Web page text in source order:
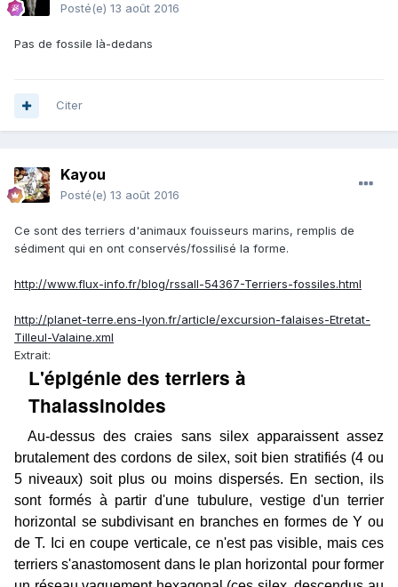
Posté(e) 13 août 2016
Pas de fossile là-dedans
Citer
Kayou
Posté(e) 13 août 2016
Ce sont des terriers d'animaux fouisseurs marins, remplis de
sédiment qui en ont conservés/fossilisé la forme.
http://www.flux-info.fr/blog/rssall-54367-Terriers-fossiles.html
http://planet-terre.ens-lyon.fr/article/excursion-falaises-Etretat-
Tilleul-Valaine.xml
Extrait:
L'épigénie des terriers à
Thalassinoides
Au-dessus des craies sans silex apparaissent assez
brutalement des cordons de silex, soit bien stratifiés (4 ou
5 niveaux) soit plus ou moins dispersés. En section, ils
sont formés à partir d'une tubulure, vestige d'un terrier
horizontal se subdivisant en branches en formes de Y ou
de T. Ici en coupe verticale, ce n'est pas visible, mais ces
terriers s'anastomosent dans le plan horizontal pour former